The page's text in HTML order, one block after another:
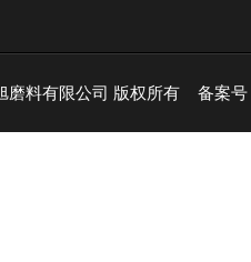
磨料有限公司 版权所有 备案号